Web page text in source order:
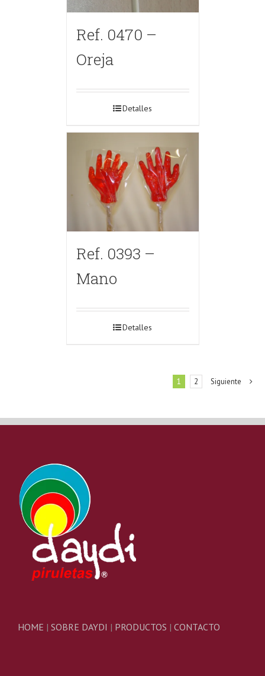
Ref. 0470 –
Oreja
Detalles
Ref. 0393 –
Mano
Detalles
1 2 Siguiente
HOME | SOBRE DAYDI | PRODUCTOS | CONTACTO